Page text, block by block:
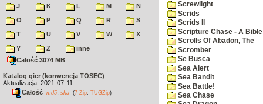
J
K L M
N
O
P Q R
S
T
U V W
X
Y
Z
inne
Całość 3074 MB
Katalog gier (konwencja TOSEC)
Aktualizacja: 2021-07-11
Całość md5 sha (7-Zip TUGZip)
Screwlight
Scrids
Scrids II
Scripture Chase - A Bible
Scrolls Of Abadon, The
Scromber
Se Busca
Sea Alert
Sea Bandit
Sea Battle!
Sea Chase